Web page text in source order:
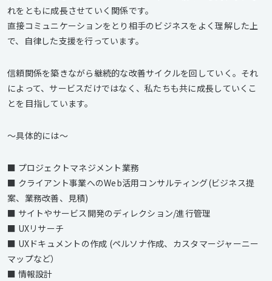
れをともに成長させていく関係です。
直接コミュニケーションをとり相手のビジネスをよく理解した上
で、自律した支援を行っています。
信頼関係を築きながら継続的な改善サイクルを回していく。それ
によって、サービスだけではなく、私たちも共に成長していくこ
とを目指しています。
〜具体的には〜
■ プロジェクトマネジメント業務
■ クライアント事業へのWeb活用コンサルティング(ビジネス提
案、業務改善、見積)
■ サイトやサービス開発のディレクション/進行管理
■ UXリサーチ
■ UXドキュメントの作成 (ペルソナ作成、カスタマージャーニー
マップなど）
■ 情報設計